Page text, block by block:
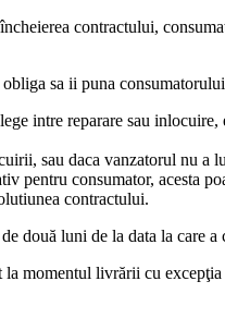
contractului,
sa ii puna
intre reparare sau
sau daca vanzatorul nu a
pentru consumator, acesta
contractului.
două luni de la data la care a
momentul livrării cu